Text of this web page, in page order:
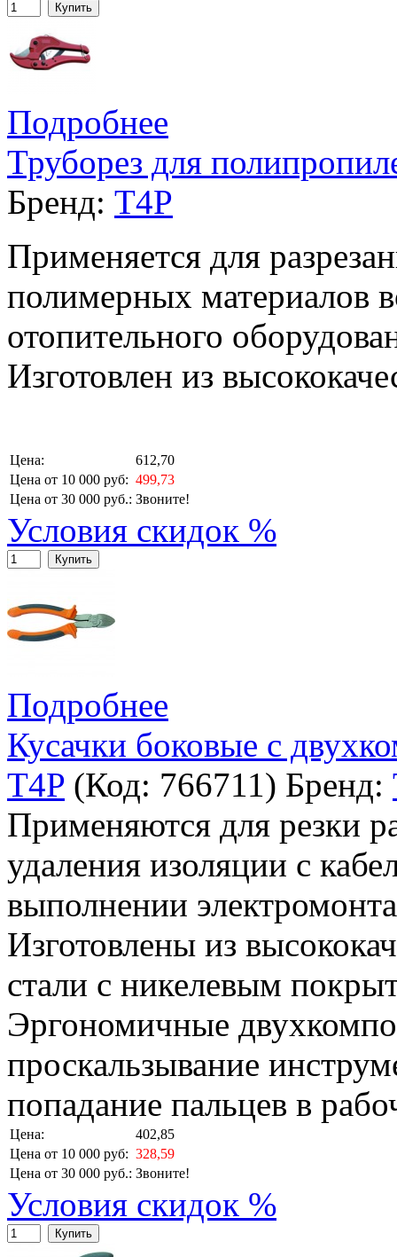
Купить
Подробнее
Труборез для
Бренд: T4P
Применяется для
полимерных материалов
отопительного
Изготовлен из
Цена:
612,70
Цена от 10 000 руб: 499,73
Цена от 30 000 руб.: Звоните!
Условия скидок %
Купить
Подробнее
Кусачки боковые с
T4P (Код: 766711) Бренд:
Применяются для резки
удаления изоляции с
выполнении
Изготовлены из
стали с никелевым
Эргономичные
проскальзывание
попадание пальцев в
Цена:
402,85
Цена от 10 000 руб: 328,59
Цена от 30 000 руб.: Звоните!
Условия скидок %
Купить